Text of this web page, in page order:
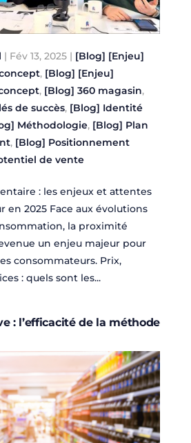
| Fév 13, 2025| [Blog] [Enjeu]
, [Blog] [Enjeu]
, [Blog] 360 magasin,
de succès, [Blog] Identité
Méthodologie, [Blog] Plan
, [Blog] Positionnement
de vente
: les enjeux et attentes
en 2025 Face aux évolutions
la proximité
un enjeu majeur pour
consommateurs. Prix,
: quels sont les...
: l’efficacité de la méthode